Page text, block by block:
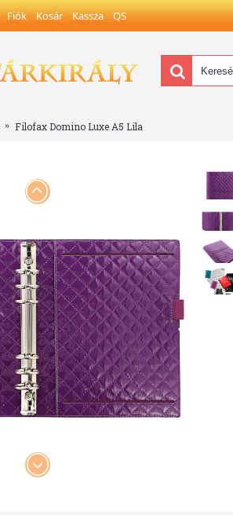
Fiók Kosár Kassza QS
Filofax Domino Luxe A5 Lila